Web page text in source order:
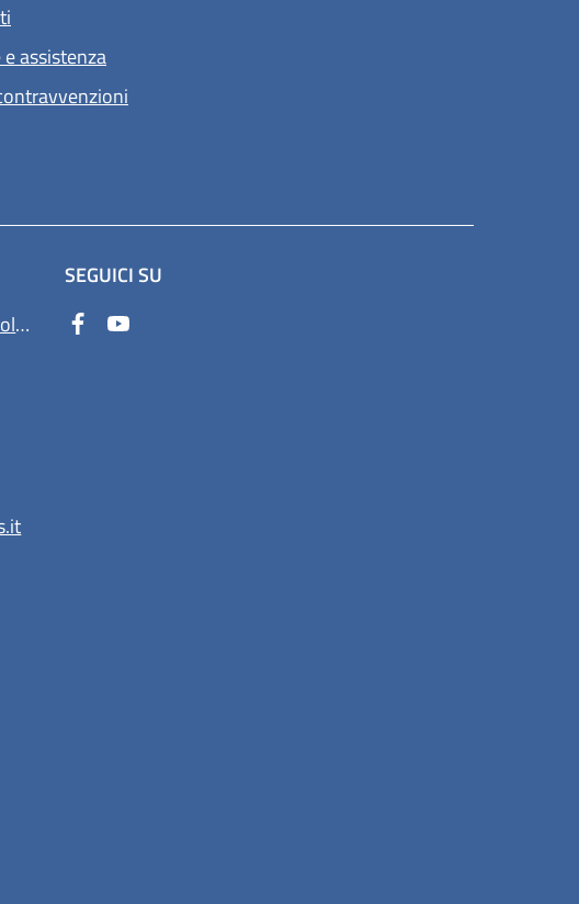
assistenza
(apre in un'altra scheda).
SEGUICI SU